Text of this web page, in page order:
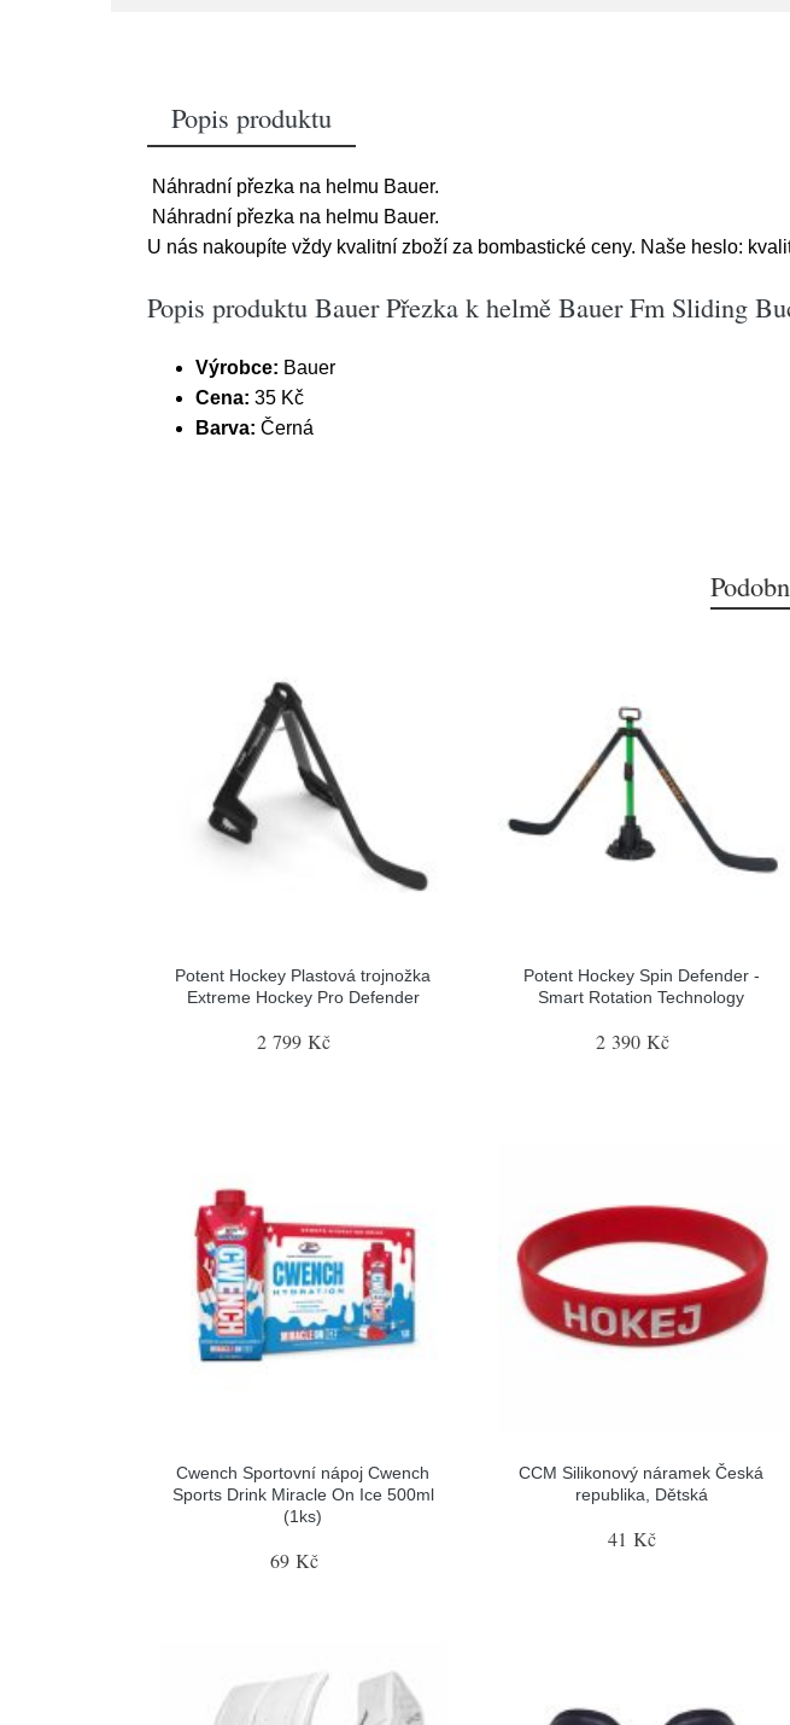
Popis produktu
Náhradní přezka na helmu Bauer.
Náhradní přezka na helmu Bauer.
U nás nakoupíte vždy kvalitní zboží za bombastické ceny. Naše heslo:
Popis produktu Bauer Přezka k helmě Bauer Fm Sliding
Výrobce: Bauer
Cena: 35 Kč
Barva: Černá
Potent Hockey Plastová trojnožka
Extreme Hockey Pro Defender
2 799 Kč
Potent Hockey Spin Defender -
Smart Rotation Technology
2 390 Kč
Cwench Sportovní nápoj Cwench
Sports Drink Miracle On Ice 500ml
(1ks)
69 Kč
CCM Silikonový náramek Česká
republika, Dětská
41 Kč